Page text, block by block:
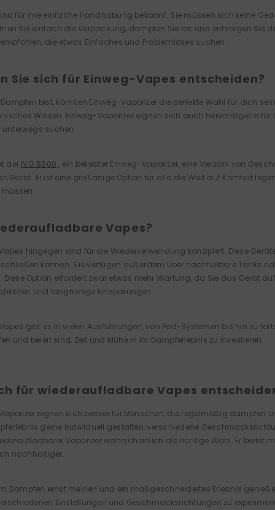
für ihre einfache Handhabung bekannt. Sie müssen sich keine
Sie einfach die Verpackung, dampfen Sie los und entsorgen Sie
die etwas Einfaches und Problemloses suchen.
Sie sich für Einweg-Vapes entscheiden?
bist, könnten Einweg-Vaporizer die perfekte Wahl für dich
Wissen. Einweg-Vaporizer eignen sich auch hervorragend für
suchen.
der IVG 5500 , ein beliebter Einweg-Vaporizer, eine Vielzahl von
Gerät. Er ist eine großartige Option für alle, die Wert auf Komfort
Vapes?
hingegen sind für die Wiederverwendung konzipiert. Diese
können. Sie verfügen außerdem über nachfüllbare Tanks
Diese Option erfordert zwar etwas mehr Wartung, da Sie das Gerät
und langfristige Einsparungen.
gibt es in vielen Ausführungen, von Pod-Systemen bis hin zu
und bereit sind, Zeit und Mühe in ihr Dampferlebnis zu investieren.
für wiederaufladbare Vapes
eignen sich besser für Menschen, die regelmäßig dampfen
gerne individuell gestalten, verschiedene
Vaporizer wahrscheinlich die richtige Wahl. Er bietet
nachhaltiger.
Dampfen ernst meinen und ein maßgeschneidertes Erlebnis
Einstellungen und Geschmacksrichtungen zu